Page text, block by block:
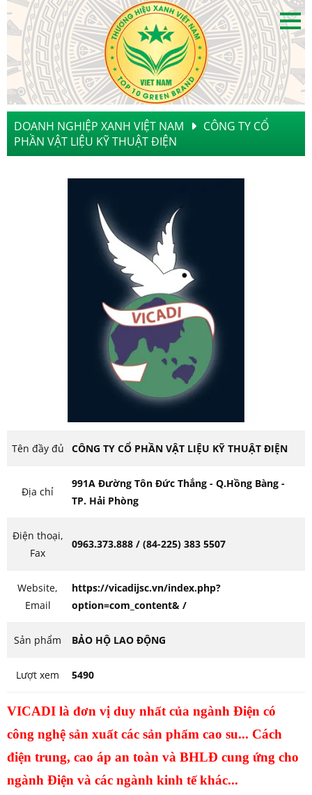
DOANH NGHIỆP XANH VIỆT NAM
CÔNG TY CỔ
PHẦN VẬT LIỆU KỸ THUẬT ĐIỆN
Tên đầy đủ CÔNG TY CỔ PHẦN VẬT LIỆU KỸ THUẬT ĐIỆN
Địa chỉ
991A Đường Tôn Đức Thắng - Q.Hồng Bàng -
TP. Hải Phòng
Điện thoại,
Fax
0963.373.888 / (84-225) 383 5507
Website,
Email
https://vicadijsc.vn/index.php?
option=com_content& /
Sản phẩm BẢO HỘ LAO ĐỘNG
Lượt xem 5490
VICADI là đơn vị duy nhất của ngành Điện có
công nghệ sản xuất các sản phẩm cao su... Cách
điện trung, cao áp an toàn và BHLĐ cung ứng cho
ngành Điện và các ngành kinh tế khác...